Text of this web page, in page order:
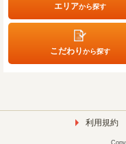
エリアから探す
こだわりから探す
利用規約